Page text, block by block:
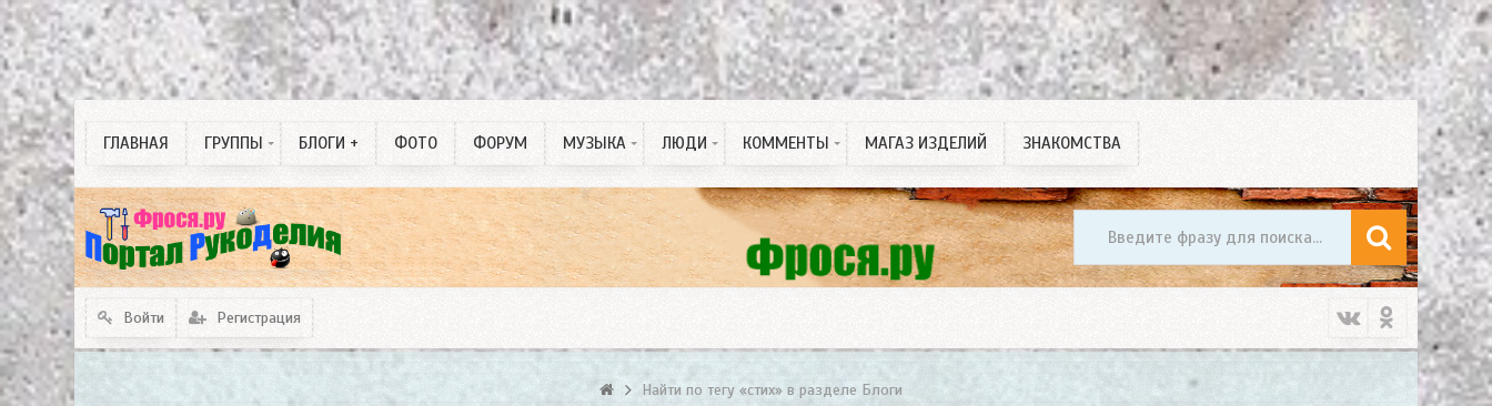
ГЛАВНАЯ ГРУППЫ
Собаководство
Одинокие души любви
3 D изделия. ручная
работа.
БЛОГИ + ФОТО ФОРУМ МУЗЫКА
Рингтон на Телефон
ЛЮДИ ПДД тесты
КОММЕНТЫ
Спонсорские статьиМАГАЗ ИЗДЕЛИЙ ЗНАКОМСТВА
Войти Регистрация
Найти по тегу «стих» в разделе Блоги